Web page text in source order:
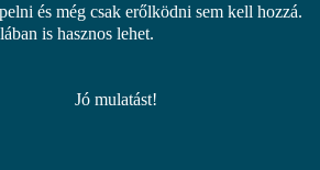
és még csak erőlködni sem kell hozzá.
is hasznos lehet.
Jó mulatást!